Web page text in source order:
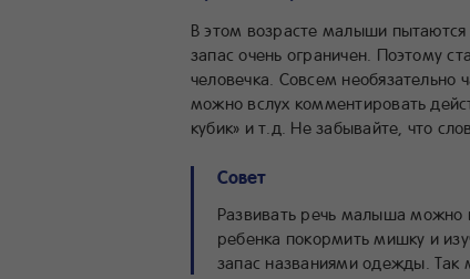
В этом возрасте малыши пытаются
запас очень ограничен. Поэтому
человечка. Совсем
можно вслух комментировать
кубик» и т.д. Не забывайте, что
Совет
Развивать речь малыша
ребенка покормить мишку и
запас названиями одежды.